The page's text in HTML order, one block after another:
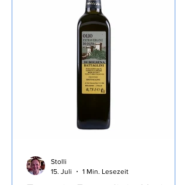
diesem Autor gelesen habe , den Inhalt
lasse ich wie üblich weg, ist in der
Rezension von Lovely Books enthalten,
mein Fazit: Ein echter Herbie, die